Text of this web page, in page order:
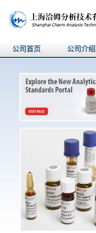
公司首页 公司介绍